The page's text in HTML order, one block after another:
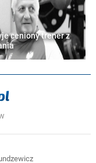
ceniony trener z